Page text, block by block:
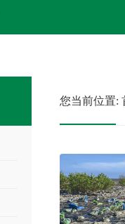
您当前位置: